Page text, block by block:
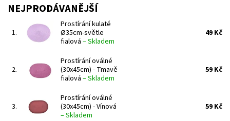
NEJPRODÁVANĚJŠÍ
1.
Prostírání kulaté
Ø35cm-světle
fialová –Skladem
49 Kč
2.
Prostírání oválné
(30x45cm) - Tmavě
fialová –Skladem
59 Kč
3.
Prostírání oválné
(30x45cm) - Vínová
–Skladem
59 Kč